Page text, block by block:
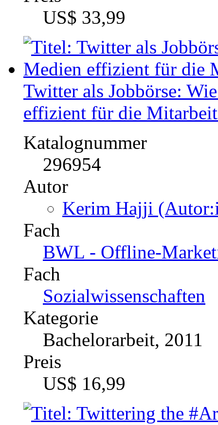
Twittering the
Analysis of Tweets
Katalognummer
312660
Autor
Johannes Sieben
Fach
Medien /
Kommunikation
Fach
Other
Kategorie
Fachbuch, 2014
Preis
US$ 39,99
Virtuelle Welten im